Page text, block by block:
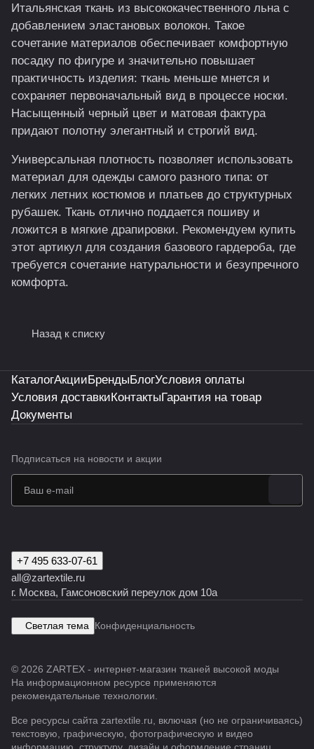
Итальянская ткань из высококачественного льна с
добавлением эластановых волокон. Такое
сочетание материалов обеспечивает комфортную
посадку по фигуре и значительно повышает
практичность изделия: ткань меньше мнется и
сохраняет первоначальный вид в процессе носки.
Насыщенный черный цвет и матовая фактура
придают полотну элегантный и строгий вид.
Универсальная плотность позволяет использовать
материал для одежды самого разного типа: от
легких летних костюмов и платьев до структурных
рубашек. Ткань отлично поддается пошиву и
ложится в мягкие драпировки. Рекомендуем купить
этот артикул для создания базового гардероба, где
требуется сочетание натуральности и безупречного
комфорта.
Назад к списку
КаталогАкцииБрендыБлогУсловия оплаты
Условия доставкиКонтактыГарантия на товар
Документы
Подписаться на новости и акции
+7 495 633-07-61
all@zartextile.ru
г. Москва, Гамсоновский переулок дом 10а
Светлая тема Конфиденциальность
© 2026 ZARTEX - интернет-магазин тканей высокой моды
На информационном ресурсе применяются
рекомендательные технологии
Все ресурсы сайта zartextile.ru, включая (но не ограничиваясь)
текстовую, графическую, фотографическую и видео